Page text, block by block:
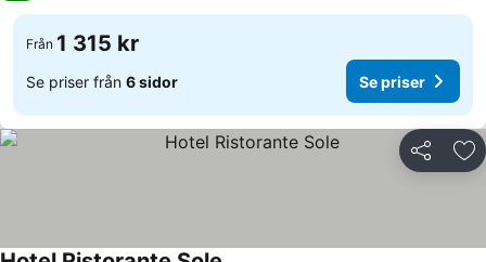
Från 1 315 kr
Se priser från 6 sidor Se priser
Dela